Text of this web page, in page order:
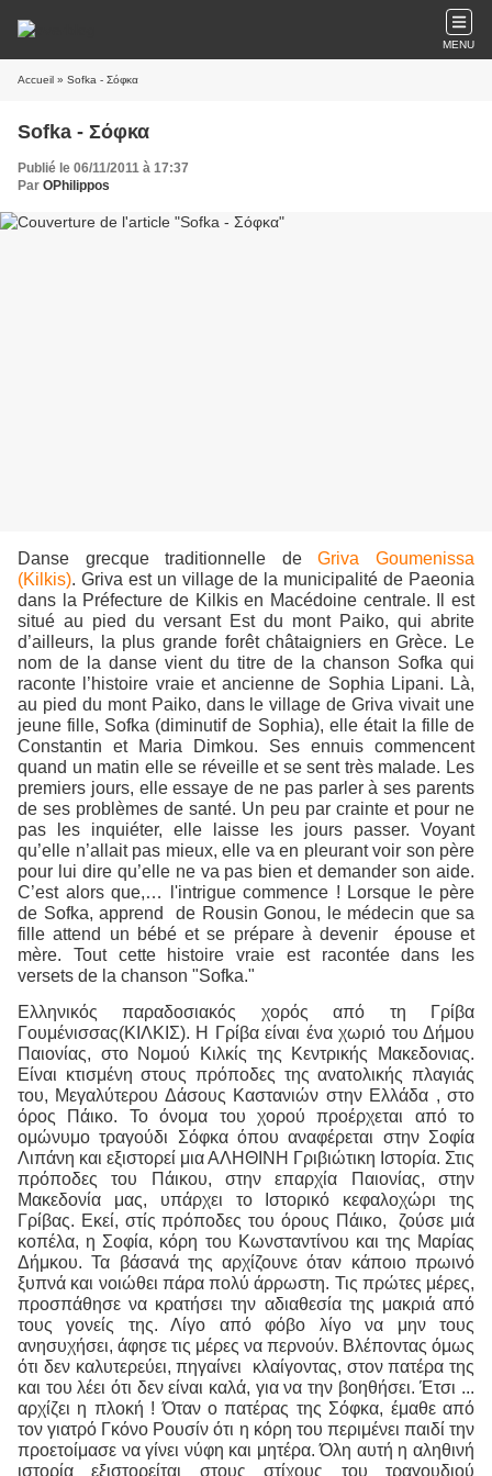
MENU
Accueil » Sofka - Σόφκα
Sofka - Σόφκα
Publié le 06/11/2011 à 17:37
Par OPhilippos
Danse grecque traditionnelle deGriva Goumenissa
(Kilkis). Griva est un village de la municipalité de Paeonia
dans la Préfecture de Kilkis en Macédoine centrale. Il est
situé au pied du versant Est du mont Paiko, qui abrite
d’ailleurs, la plus grande forêt châtaigniers en Grèce. Le
nom de la danse vient du titre de la chanson Sofka qui
raconte l’histoire vraie et ancienne de Sophia Lipani. Là,
au pied du mont Paiko, dans le village de Griva vivait une
jeune fille, Sofka (diminutif de Sophia), elle était la fille de
Constantin et Maria Dimkou. Ses ennuis commencent
quand un matin elle se réveille et se sent très malade. Les
premiers jours, elle essaye de ne pas parler à ses parents
de ses problèmes de santé. Un peu par crainte et pour ne
pas les inquiéter, elle laisse les jours passer. Voyant
qu’elle n’allait pas mieux, elle va en pleurant voir son père
pour lui dire qu’elle ne va pas bien et demander son aide.
C’est alors que,… l'intrigue commence ! Lorsque le père
de Sofka, apprend
de Rousin Gonou, le médecin que sa
fille attend un bébé et se prépare à devenir
épouse et
mère. Tout cette histoire vraie est racontée dans les
versets de la chanson "Sofka."
Ελληνικός παραδοσιακός χορός από τη Γρίβα
Γουμένισσας(ΚΙΛΚΙΣ). Η Γρίβα είναι ένα χωριό του Δήμου
Παιονίας, στο Nομού Κιλκίς της Κεντρικής Μακεδονιας.
Είναι κτισμένη στους πρόποδες της ανατολικής πλαγιάς
του, Μεγαλύτερου Δάσους Καστανιών στην Ελλάδα , στο
όρος Πάικο. Το όνομα του χορού προέρχεται από το
ομώνυμο τραγούδι Σόφκα όπου αναφέρεται στην Σοφία
Λιπάνη και εξιστορεί μια ΑΛΗΘΙΝΗ Γριβιώτικη Ιστορία. Στις
πρόποδες του Πάικου, στην επαρχία Παιονίας, στην
Μακεδονία μας, υπάρχει το Ιστορικό κεφαλοχώρι της
Γρίβας. Εκεί, στίς πρόποδες του όρους Πάικο,
ζούσε μιά
κοπέλα, η Σοφία, κόρη του Κωνσταντίνου και της Μαρίας
Δήμκου. Τα βάσανά της αρχίζουνε όταν κάποιο πρωινό
ξυπνά και νοιώθει πάρα πολύ άρρωστη. Τις πρώτες μέρες,
προσπάθησε να κρατήσει την αδιαθεσία της μακριά από
τους γονείς της. Λίγο από φόβο λίγο να μην τους
ανησυχήσει, άφησε τις μέρες να περνούν. Βλέποντας όμως
ότι δεν καλυτερεύει, πηγαίνει
κλαίγοντας, στον πατέρα της
και του λέει ότι δεν είναι καλά, για να την βοηθήσει. Έτσι ...
αρχίζει η πλοκή ! Όταν ο πατέρας της Σόφκα, έμαθε από
τον γιατρό Γκόνο Ρουσίν ότι η κόρη του περιμένει παιδί την
προετοίμασε να γίνει νύφη και μητέρα. Όλη αυτή η αληθινή
ιστορία εξιστορείται στους στίχους του τραγουδιού